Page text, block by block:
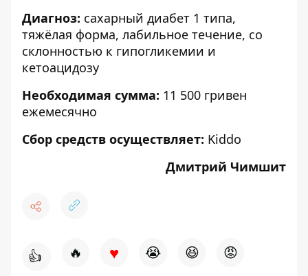
Диагноз: сахарный диабет 1 типа,
тяжёлая форма, лабильное течение, со
склонностью к гипогликемии и
кетоацидозу
Необходимая сумма: 11 500 гривен
ежемесячно
Сбор средств осуществляет: Kiddo
Дмитрий Чимшит
👍 🔥 ♥ 😭 😆 😡